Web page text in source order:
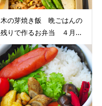
木の芽焼き飯 晩ごはんの
残りで作るお弁当 ４月...